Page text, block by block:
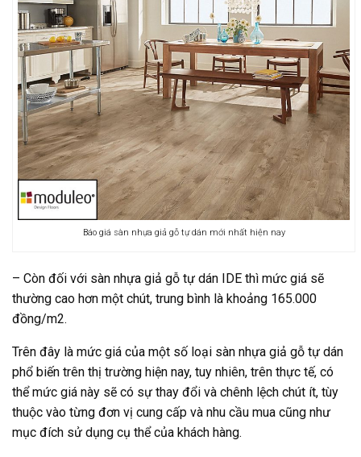
Báo giá sàn nhựa giả gỗ tự dán mới nhất hiện nay
– Còn đối với sàn nhựa giả gỗ tự dán IDE thì mức giá sẽ
thường cao hơn một chút, trung bình là khoảng 165.000
đồng/m2.
Trên đây là mức giá của một số loại sàn nhựa giả gỗ tự dán
phổ biến trên thị trường hiện nay, tuy nhiên, trên thực tế, có
thể mức giá này sẽ có sự thay đổi và chênh lệch chút ít, tùy
thuộc vào từng đơn vị cung cấp và nhu cầu mua cũng như
mục đích sử dụng cụ thể của khách hàng.